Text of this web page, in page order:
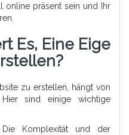
online präsent sein und Ihr
Es, Eine Eige
zu erstellen, hängt von
Hier sind einige wichtige
Komplexität und der